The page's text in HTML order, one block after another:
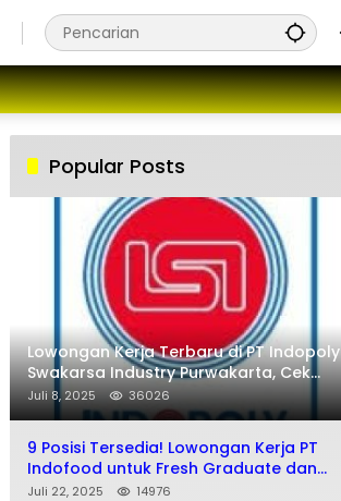
Popular Posts
Lowongan Kerja Terbaru di PT Indopoly
Swakarsa Industry Purwakarta, Cek
Selengkapnya disini
Juli 8, 2025 36026
9 Posisi Tersedia! Lowongan Kerja PT
Indofood untuk Fresh Graduate dan
Tamatan SMA SMK
Juli 22, 2025 14976